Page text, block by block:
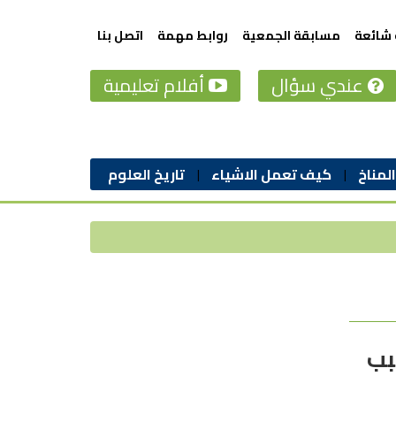
كيف تعمل الاشياء تاريخ العلوم
أفلام تعليمية عندي سؤال
شائعة مسابقة الجمعية روابط مهمة اتصل بنا